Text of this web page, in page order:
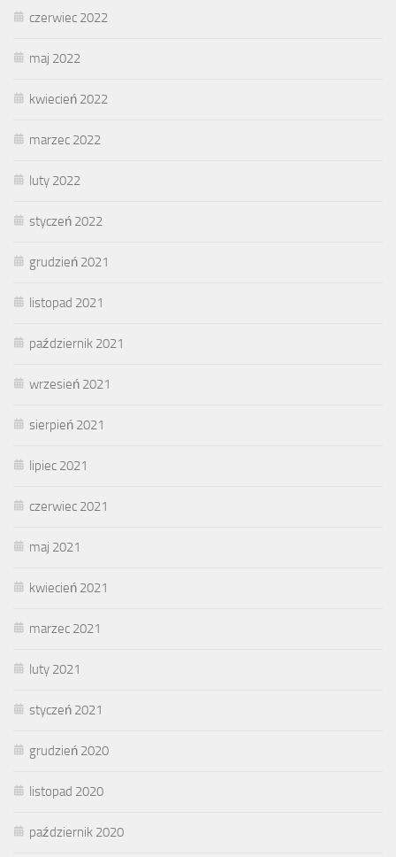
czerwiec 2022
maj 2022
kwiecień 2022
marzec 2022
luty 2022
styczeń 2022
grudzień 2021
listopad 2021
październik 2021
wrzesień 2021
sierpień 2021
lipiec 2021
czerwiec 2021
maj 2021
kwiecień 2021
marzec 2021
luty 2021
styczeń 2021
grudzień 2020
listopad 2020
październik 2020